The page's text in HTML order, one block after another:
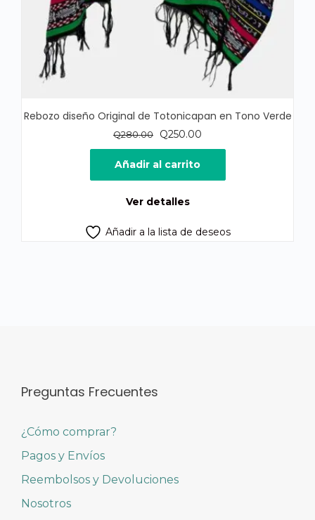
Rebozo diseño Original de Totonicapan en Tono Verde
Q280.00
El
precio
original
era:
Q250.00
precio
es:
Añadir al carrito
Ver detalles
Añadir a la lista de deseos
Preguntas Frecuentes
¿Cómo comprar?
Pagos y Envíos
Reembolsos y Devoluciones
Nosotros